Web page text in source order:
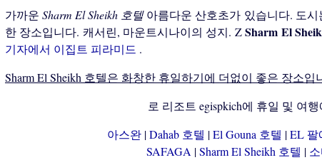
가까운Sharm El Sheikh 호텔아름다운 산호초가 있습니다. 도
한 장소입니다. 캐서린, 마운트시나이의 성지. ZSharm El
기자에서 이집트 피라미드 .
Sharm El Sheikh 호텔은 화창한 휴일하기에 더없이 좋은 장소입
로 리조트 egispkich에 휴일 및 여
아스완 |Dahab 호텔 |El Gouna 호텔 |EL 팔
SAFAGA |Sharm El Sheikh 호텔 |